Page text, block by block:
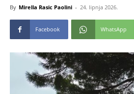
By Mirella Rasic Paolini - 24. lipnja 2026.
Facebook WhatsApp